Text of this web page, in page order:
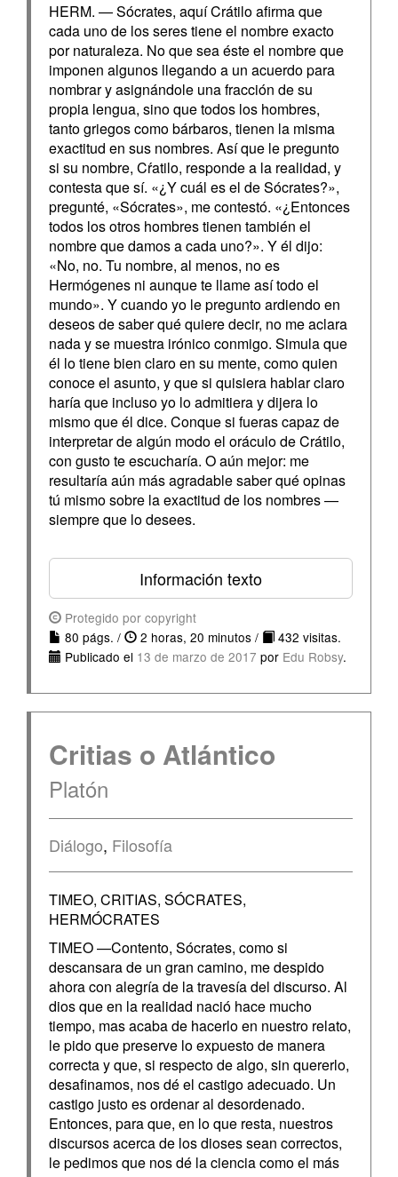
HERM. — Sócrates, aquí Crátilo afirma que
cada uno de los seres tiene el nombre exacto
por naturaleza. No que sea éste el nombre que
imponen algunos llegando a un acuerdo para
nombrar y asignándole una fracción de su
propia lengua, sino que todos los hombres,
tanto griegos como bárbaros, tienen la misma
exactitud en sus nombres. Así que le pregunto
si su nombre, Cŕatilo, responde a la realidad, y
contesta que sí. «¿Y cuál es el de Sócrates?»,
pregunté, «Sócrates», me contestó. «¿Entonces
todos los otros hombres tienen también el
nombre que damos a cada uno?». Y él dijo:
«No, no. Tu nombre, al menos, no es
Hermógenes ni aunque te llame así todo el
mundo». Y cuando yo le pregunto ardiendo en
deseos de saber qué quiere decir, no me aclara
nada y se muestra irónico conmigo. Simula que
él lo tiene bien claro en su mente, como quien
conoce el asunto, y que si quisiera hablar claro
haría que incluso yo lo admitiera y dijera lo
mismo que él dice. Conque si fueras capaz de
interpretar de algún modo el oráculo de Crátilo,
con gusto te escucharía. O aún mejor: me
resultaría aún más agradable saber qué opinas
tú mismo sobre la exactitud de los nombres —
siempre que lo desees.
Información texto
Protegido por copyright
80 págs. /
2 horas, 20 minutos /
432 visitas.
Publicado el 13 de marzo de 2017 por Edu Robsy.
Critias o Atlántico
Platón
Diálogo, Filosofía
TIMEO, CRITIAS, SÓCRATES,
HERMÓCRATES
TIMEO —Contento, Sócrates, como si
descansara de un gran camino, me despido
ahora con alegría de la travesía del discurso. Al
dios que en la realidad nació hace mucho
tiempo, mas acaba de hacerlo en nuestro relato,
le pido que preserve lo expuesto de manera
correcta y que, si respecto de algo, sin quererlo,
desafinamos, nos dé el castigo adecuado. Un
castigo justo es ordenar al desordenado.
Entonces, para que, en lo que resta, nuestros
discursos acerca de los dioses sean correctos,
le pedimos que nos dé la ciencia como el más